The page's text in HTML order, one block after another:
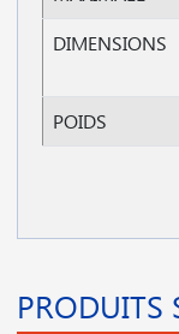
DIMENSIONS
POIDS
PRODUITS